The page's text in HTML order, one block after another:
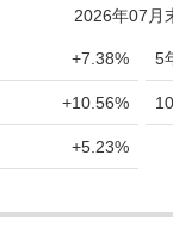
2026年07月
+7.38%
+10.56%
+5.23%
5